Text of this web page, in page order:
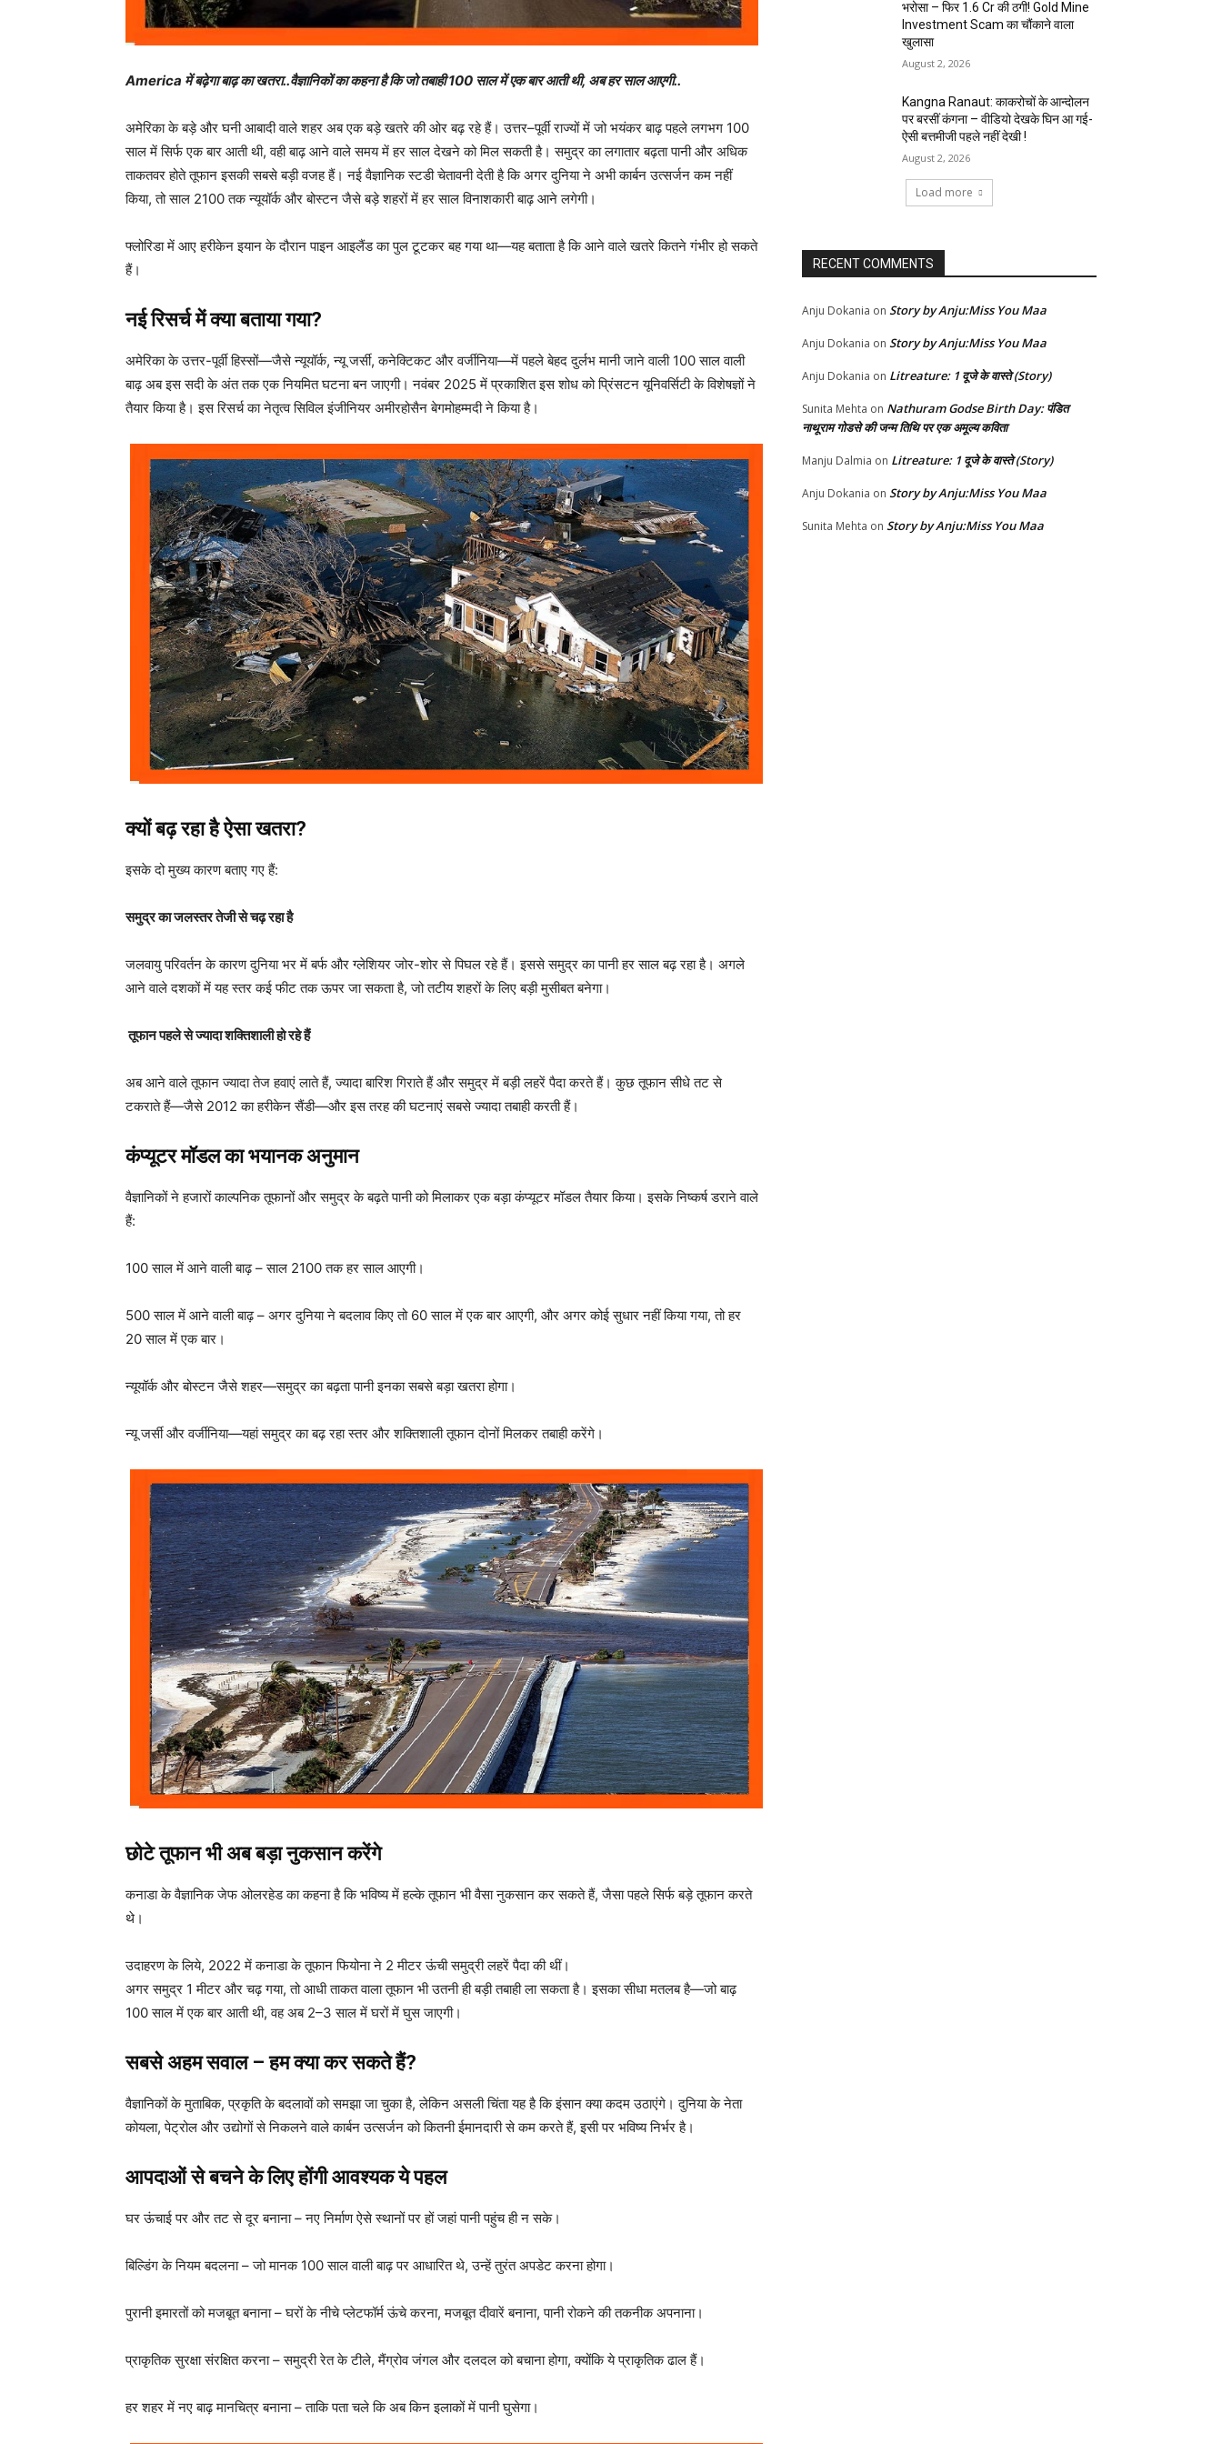
America में बढ़ेगा बाढ़ का खतरा..वैज्ञानिकों का कहना है कि जो तबाही 100 साल में एक बार आती थी, अब हर साल आएगी..
अमेरिका के बड़े और घनी आबादी वाले शहर अब एक बड़े खतरे की ओर बढ़ रहे हैं। उत्तर–पूर्वी राज्यों में जो भयंकर बाढ़ पहले लगभग 100
साल में सिर्फ एक बार आती थी, वही बाढ़ आने वाले समय में हर साल देखने को मिल सकती है। समुद्र का लगातार बढ़ता पानी और अधिक
ताकतवर होते तूफान इसकी सबसे बड़ी वजह हैं। नई वैज्ञानिक स्टडी चेतावनी देती है कि अगर दुनिया ने अभी कार्बन उत्सर्जन कम नहीं
किया, तो साल 2100 तक न्यूयॉर्क और बोस्टन जैसे बड़े शहरों में हर साल विनाशकारी बाढ़ आने लगेगी।
फ्लोरिडा में आए हरीकेन इयान के दौरान पाइन आइलैंड का पुल टूटकर बह गया था—यह बताता है कि आने वाले खतरे कितने गंभीर हो सकते
हैं।
नई रिसर्च में क्या बताया गया?
अमेरिका के उत्तर-पूर्वी हिस्सों—जैसे न्यूयॉर्क, न्यू जर्सी, कनेक्टिकट और वर्जीनिया—में पहले बेहद दुर्लभ मानी जाने वाली 100 साल वाली
बाढ़ अब इस सदी के अंत तक एक नियमित घटना बन जाएगी। नवंबर 2025 में प्रकाशित इस शोध को प्रिंसटन यूनिवर्सिटी के विशेषज्ञों ने
तैयार किया है। इस रिसर्च का नेतृत्व सिविल इंजीनियर अमीरहोसैन बेगमोहम्मदी ने किया है।
क्यों बढ़ रहा है ऐसा खतरा?
इसके दो मुख्य कारण बताए गए हैं:
समुद्र का जलस्तर तेजी से चढ़ रहा है
जलवायु परिवर्तन के कारण दुनिया भर में बर्फ और ग्लेशियर जोर-शोर से पिघल रहे हैं। इससे समुद्र का पानी हर साल बढ़ रहा है। अगले
आने वाले दशकों में यह स्तर कई फीट तक ऊपर जा सकता है, जो तटीय शहरों के लिए बड़ी मुसीबत बनेगा।
तूफान पहले से ज्यादा शक्तिशाली हो रहे हैं
अब आने वाले तूफान ज्यादा तेज हवाएं लाते हैं, ज्यादा बारिश गिराते हैं और समुद्र में बड़ी लहरें पैदा करते हैं। कुछ तूफान सीधे तट से
टकराते हैं—जैसे 2012 का हरीकेन सैंडी—और इस तरह की घटनाएं सबसे ज्यादा तबाही करती हैं।
कंप्यूटर मॉडल का भयानक अनुमान
वैज्ञानिकों ने हजारों काल्पनिक तूफानों और समुद्र के बढ़ते पानी को मिलाकर एक बड़ा कंप्यूटर मॉडल तैयार किया। इसके निष्कर्ष डराने वाले
हैं:
100 साल में आने वाली बाढ़ – साल 2100 तक हर साल आएगी।
500 साल में आने वाली बाढ़ – अगर दुनिया ने बदलाव किए तो 60 साल में एक बार आएगी, और अगर कोई सुधार नहीं किया गया, तो हर
20 साल में एक बार।
न्यूयॉर्क और बोस्टन जैसे शहर—समुद्र का बढ़ता पानी इनका सबसे बड़ा खतरा होगा।
न्यू जर्सी और वर्जीनिया—यहां समुद्र का बढ़ रहा स्तर और शक्तिशाली तूफान दोनों मिलकर तबाही करेंगे।
छोटे तूफान भी अब बड़ा नुकसान करेंगे
कनाडा के वैज्ञानिक जेफ ओलरहेड का कहना है कि भविष्य में हल्के तूफान भी वैसा नुकसान कर सकते हैं, जैसा पहले सिर्फ बड़े तूफान करते
थे।
उदाहरण के लिये, 2022 में कनाडा के तूफान फियोना ने 2 मीटर ऊंची समुद्री लहरें पैदा की थीं।
अगर समुद्र 1 मीटर और चढ़ गया, तो आधी ताकत वाला तूफान भी उतनी ही बड़ी तबाही ला सकता है। इसका सीधा मतलब है—जो बाढ़
100 साल में एक बार आती थी, वह अब 2–3 साल में घरों में घुस जाएगी।
सबसे अहम सवाल – हम क्या कर सकते हैं?
वैज्ञानिकों के मुताबिक, प्रकृति के बदलावों को समझा जा चुका है, लेकिन असली चिंता यह है कि इंसान क्या कदम उठाएंगे। दुनिया के नेता
कोयला, पेट्रोल और उद्योगों से निकलने वाले कार्बन उत्सर्जन को कितनी ईमानदारी से कम करते हैं, इसी पर भविष्य निर्भर है।
आपदाओं से बचने के लिए होंगी आवश्यक ये पहल
घर ऊंचाई पर और तट से दूर बनाना – नए निर्माण ऐसे स्थानों पर हों जहां पानी पहुंच ही न सके।
बिल्डिंग के नियम बदलना – जो मानक 100 साल वाली बाढ़ पर आधारित थे, उन्हें तुरंत अपडेट करना होगा।
पुरानी इमारतों को मजबूत बनाना – घरों के नीचे प्लेटफॉर्म ऊंचे करना, मजबूत दीवारें बनाना, पानी रोकने की तकनीक अपनाना।
प्राकृतिक सुरक्षा संरक्षित करना – समुद्री रेत के टीले, मैंग्रोव जंगल और दलदल को बचाना होगा, क्योंकि ये प्राकृतिक ढाल हैं।
हर शहर में नए बाढ़ मानचित्र बनाना – ताकि पता चले कि अब किन इलाकों में पानी घुसेगा।
भरोसा – फिर 1.6 Cr की ठगी! Gold Mine
Investment Scam का चौंकाने वाला
खुलासा
August 2, 2026
Kangna Ranaut: काकरोचों के आन्दोलन
पर बरसीं कंगना – वीडियो देखके घिन आ गई-
ऐसी बत्तमीजी पहले नहीं देखी !
August 2, 2026
Load more
RECENT COMMENTS
Anju Dokania on Story by Anju:Miss You Maa
Anju Dokania on Story by Anju:Miss You Maa
Anju Dokania on Litreature: 1 दूजे के वास्ते (Story)
Sunita Mehta on Nathuram Godse Birth Day: पंडित
नाथूराम गोडसे की जन्म तिथि पर एक अमूल्य कविता
Manju Dalmia on Litreature: 1 दूजे के वास्ते (Story)
Anju Dokania on Story by Anju:Miss You Maa
Sunita Mehta on Story by Anju:Miss You Maa